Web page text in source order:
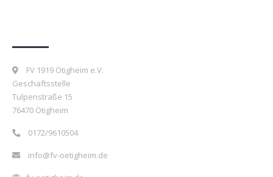
FV 1919 Ötigheim e.V.
Geschäftsstelle
Tulpenstraße 15
76470 Ötigheim
0172/9610504
info@fv-oetigheim.de